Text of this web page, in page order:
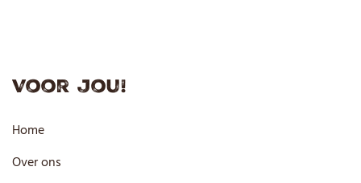
Voor jou!
Home
Over ons